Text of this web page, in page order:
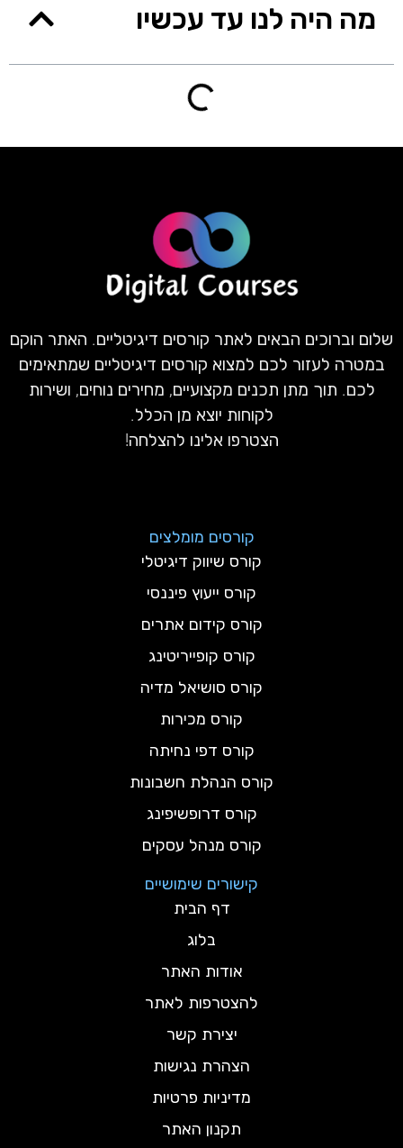
מה היה לנו עד עכשיו
שלום וברוכים הבאים לאתר קורסים דיגיטליים. האתר הוקם
במטרה לעזור לכם למצוא קורסים דיגיטליים שמתאימים
לכם. תוך מתן תכנים מקצועיים, מחירים נוחים, ושירות
לקוחות יוצא מן הכלל.
הצטרפו אלינו להצלחה!
קורסים מומלצים
קורס שיווק דיגיטלי
קורס ייעוץ פיננסי
קורס קידום אתרים
קורס קופייריטינג
קורס סושיאל מדיה
קורס מכירות
קורס דפי נחיתה
קורס הנהלת חשבונות
קורס דרופשיפינג
קורס מנהל עסקים
קישורים שימושיים
דף הבית
בלוג
אודות האתר
להצטרפות לאתר
יצירת קשר
הצהרת נגישות
מדיניות פרטיות
תקנון האתר